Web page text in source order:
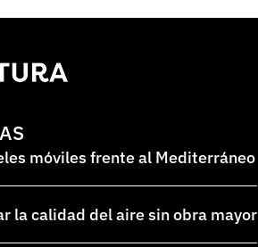
móviles frente al Mediterráneo
la calidad del aire sin obra mayor